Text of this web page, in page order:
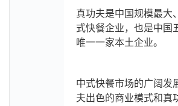
真功夫是中国规模最大
式快餐企业，也是中国
唯一一家本土企业。
中式快餐市场的广阔发
夫出色的商业模式和真